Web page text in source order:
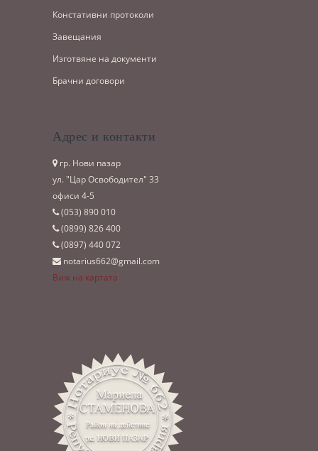
Констативни протоколи
Завещания
Изготвяне на документи
Брачни договори
Адрес и контакти
гр. Нови пазар
ул. "Цар Освободител" 33
офиси 4-5
(053)­ 890 010
(0899)­ 826 400
(0897)­ 440 072
notarius662@gmail.com
Виж на картата